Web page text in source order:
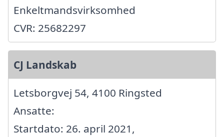
Enkeltmandsvirksomhed
CVR: 25682297
CJ Landskab
Letsborgvej 54, 4100 Ringsted
Ansatte:
Startdato: 26. april 2021,